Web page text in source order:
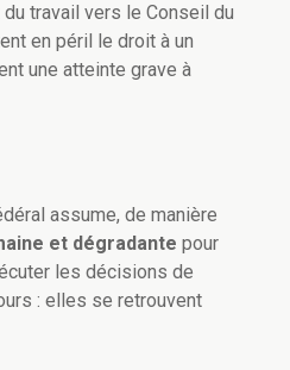
travail vers le Conseil du
en péril le droit à un
une atteinte grave à
assume, de manière
et dégradante pour
les décisions de
: elles se retrouvent